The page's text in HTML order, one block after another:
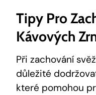
Tipy Pro
Kávových
Při zachování
důležité
které pomohou